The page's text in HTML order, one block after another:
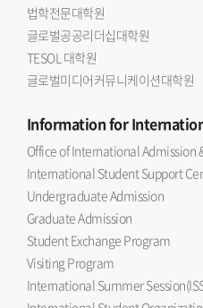
법학전문대학원
글로벌공공리더십대학원
TESOL 대학원
글로벌미디어커뮤니케이션대학원
Informationfor
Office of International Admission
International Student Support
Undergraduate Admission
Graduate Admission
Student Exchange Program
Visiting Program
International Summer